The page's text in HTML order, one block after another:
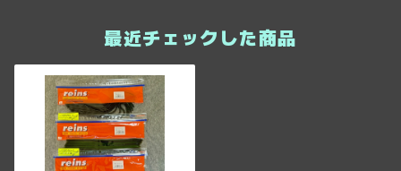
最近チェックした商品